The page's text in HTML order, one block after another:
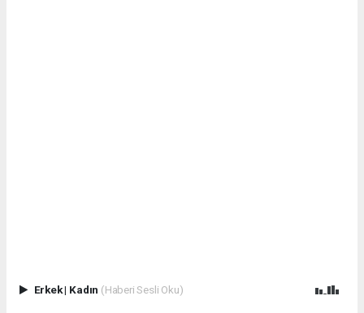
Erkek| Kadın (Haberi Sesli Oku)